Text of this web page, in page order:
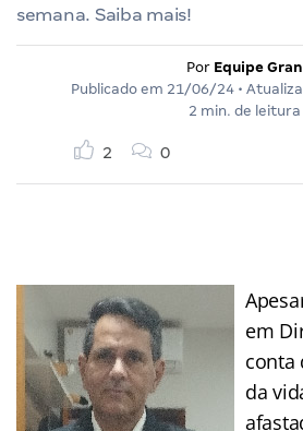
semana. Saiba mais!
Por Equipe Gran
Publicado em 21/06/24 •
2 min. de leitura
2 0
em
conta
da